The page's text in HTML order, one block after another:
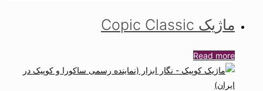
ماژیک Copic Classic
Read more